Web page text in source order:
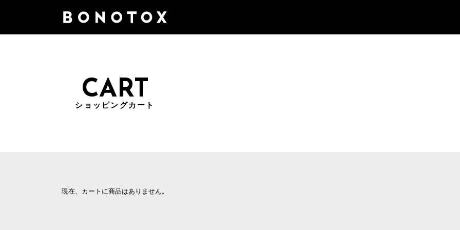
CART
ショッピングカート
現在、カートに商品はありません。